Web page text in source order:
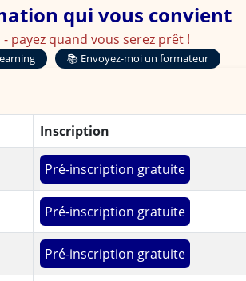
qui vous convient
payez quand vous serez prêt !
📚 Envoyez-moi un formateur
Inscription
Pré-inscription gratuite
Pré-inscription gratuite
Pré-inscription gratuite